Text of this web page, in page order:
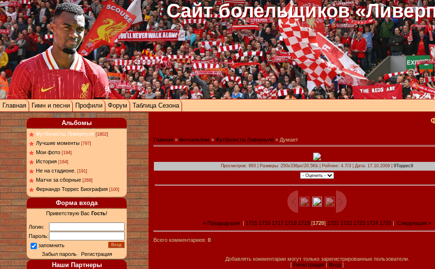
Сайт болельщиков
Главная Гимн и песни Профили Форум Таблица Сезона
Альбомы
Футболисты Ливерпуля [1802]
Лучшие моменты [797]
Мои фото [194]
История [164]
Не на стадионе. [191]
Матчи за сборные [269]
Фернандо Торрес Биография [100]
Форма входа
Приветствую Вас Гость!
Логин:
Пароль:
запомнить
Забыл пароль| Регистрация
Наши Партнеры
Главная » Фотоальбом » Футболисты Ливерпуля » Думает
Просмотров: 993 | Размеры: 250x336px/20.5Kb | Рейтинг: 4.7/3 | Дата: 17.10.2009 | 9Торрес9
« Предыдущая 1715 1716 1717 1718 1719 [1720] 1721 1722 1723 1724 1725 Следующая »
Всего комментариев: 0
Добавлять комментарии могут только зарегистрированные пользователи.
[ Регистрация | Вход ]